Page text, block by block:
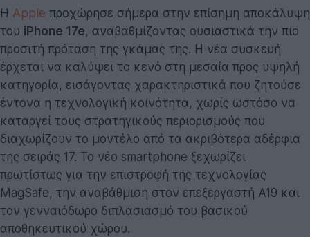
Η Apple προχώρησε σήμερα στην επίσημη αποκάλυψη
του iPhone 17e, αναβαθμίζοντας ουσιαστικά την πιο
προσιτή πρόταση της γκάμας της. Η νέα συσκευή
έρχεται να καλύψει το κενό στη μεσαία προς υψηλή
κατηγορία, εισάγοντας χαρακτηριστικά που ζητούσε
έντονα η τεχνολογική κοινότητα, χωρίς ωστόσο να
καταργεί τους στρατηγικούς περιορισμούς που
διαχωρίζουν το μοντέλο από τα ακριβότερα αδέρφια
της σειράς 17. Το νέο smartphone ξεχωρίζει
πρωτίστως για την επιστροφή της τεχνολογίας
MagSafe, την αναβάθμιση στον επεξεργαστή A19 και
τον γενναιόδωρο διπλασιασμό του βασικού
αποθηκευτικού χώρου.